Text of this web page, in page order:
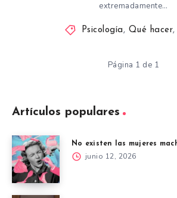
extremadamente…
Psicología, Qué hacer,
Página 1 de 1
Artículos populares
No existen las mujeres
junio 12, 2026